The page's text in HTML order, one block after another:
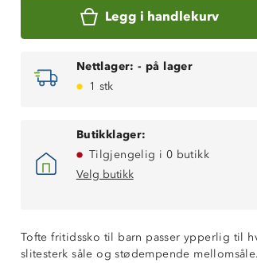
Legg i handlekurv
Nettlager: - på lager
1 stk
Butikklager:
Tilgjengelig i 0 butikk
Velg butikk
Tofte fritidssko til barn passer ypperlig til
slitesterk såle og stødempende